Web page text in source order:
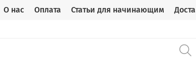
О нас Оплата Статьи для начинающим